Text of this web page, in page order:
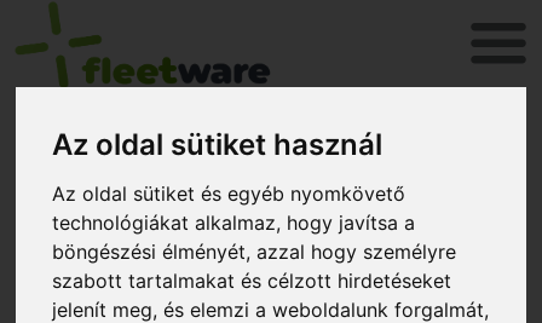
Az oldal sütiket használ
Az oldal sütiket és egyéb nyomkövető
technológiákat alkalmaz, hogy javítsa a
böngészési élményét, azzal hogy személyre
szabott tartalmakat és célzott hirdetéseket
jelenít meg, és elemzi a weboldalunk forgalmát,
Belépés